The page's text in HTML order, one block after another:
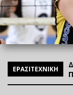
ΕΡΑΣΙΤΕΧΝΙΚΗ